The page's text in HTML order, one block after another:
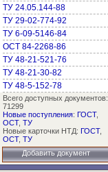
ТУ 24.05.144-88
ТУ 29-02-774-92
ТУ 6-09-5146-84
ОСТ 84-2268-86
ТУ 48-21-521-76
ТУ 48-21-30-82
ТУ 48-5-152-78
Всего доступных документов:
71299
Новые поступления: ГОСТ,
ОСТ, ТУ
Новые карточки НТД: ГОСТ,
ОСТ, ТУ
Добавить документ